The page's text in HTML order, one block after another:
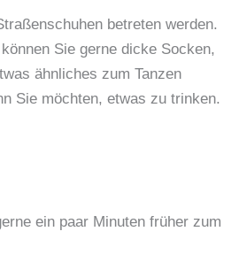
betreten werden.
Sie gerne dicke Socken,
ähnliches zum Tanzen
Sie möchten, etwas zu trinken.
ein paar Minuten früher zum